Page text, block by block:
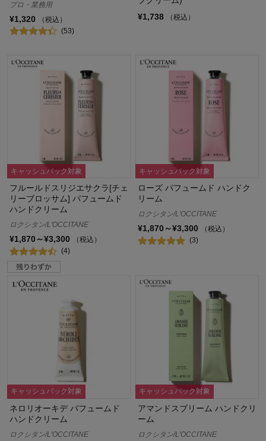
プロ・業務用
¥1,320
（税込）
(53)
¥1,738
（税込）
キャッシュバック対象
フルールドスリジエサクラ[チェ
リーブロッサム] パフュームド
ハンドクリーム
ロクシタン/L'OCCITANE
¥1,870～¥3,300
（税込）
(4)
キャッシュバック対象
ローズ パフュームド ハンドク
リーム
ロクシタン/L'OCCITANE
¥1,870～¥3,300
（税込）
(3)
キャッシュバック対象
ネロリオーキデ パフュームド
ハンドクリーム
ロクシタン/L'OCCITANE
キャッシュバック対象
アマンドスブリーム ハンドクリ
ーム
ロクシタン/L'OCCITANE